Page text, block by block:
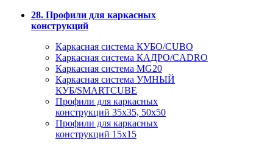
28. Профили для каркасных
конструкций
Каркасная система КУБО/CUBO
Каркасная система КАДРО/CADRO
Каркасная система MG20
Каркасная система УМНЫЙ
КУБ/SMARTCUBE
Профили для каркасных
конструкций 35x35, 50x50
Профили для каркасных
конструкций 15х15